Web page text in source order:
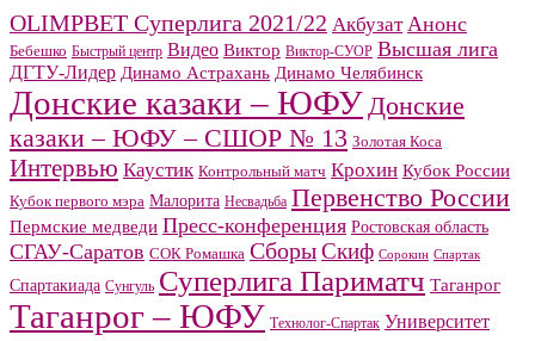
OLIMPBET Суперлига 2021/22 Акбузат Анонс
Бебешко Быстрый центр Видео Виктор Виктор-СУОР Высшая лига
ДГТУ-Лидер Динамо Астрахань Динамо Челябинск
Донские казаки – ЮФУДонские
казаки – ЮФУ – СШОР № 13 Золотая Коса
Интервью Каустик Контрольный матч Крохин Кубок России
Кубок первого мэра Малорита Несвадьба Первенство России
Пермские медведи Пресс-конференция Ростовская область
СГАУ-Саратов СОК Ромашка СборыСкиф Сорокин Спартак
Спартакиада Сунгуль Суперлига Париматч Таганрог
Таганрог – ЮФУ Технолог-Спартак Университет